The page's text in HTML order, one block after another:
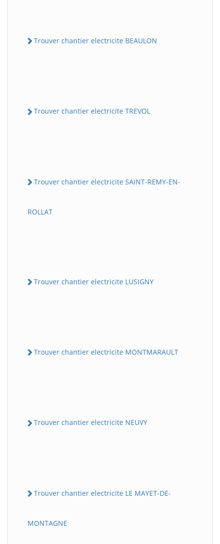
Trouver chantier electricite BEAULON
Trouver chantier electricite TREVOL
Trouver chantier electricite SAINT-REMY-EN-
ROLLAT
Trouver chantier electricite LUSIGNY
Trouver chantier electricite MONTMARAULT
Trouver chantier electricite NEUVY
Trouver chantier electricite LE MAYET-DE-
MONTAGNE